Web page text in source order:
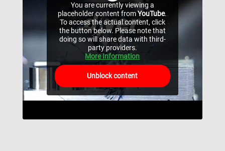
You are currently viewing a
placeholder content fromYouTube.
To access the actual content, click
the button below. Please note that
doing so will share data with third-
party providers.
More Information
Unblock content